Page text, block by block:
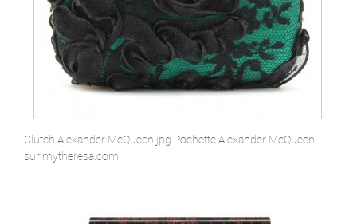
Clutch Alexander McQueen.jpg Pochette Alexander McQueen,
sur mytheresa.com